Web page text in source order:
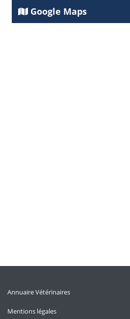
Google Maps
Annuaire Vétérinaires
Mentions légales